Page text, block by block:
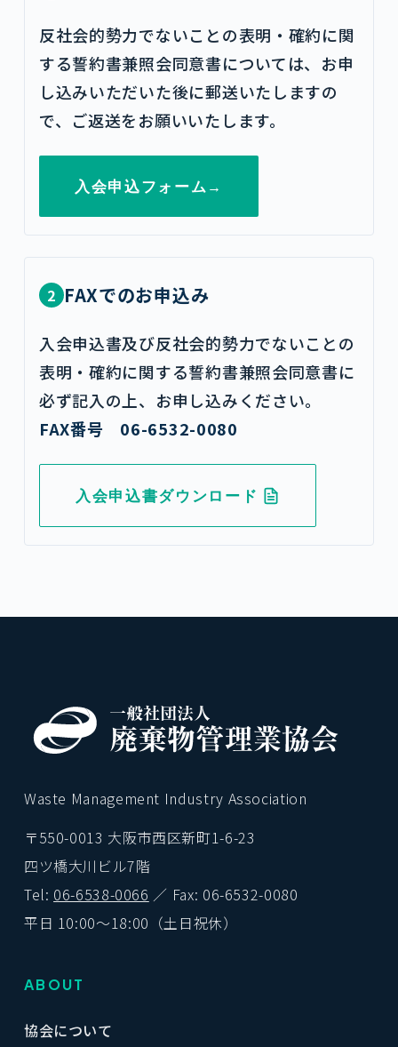
反社会的勢力でないことの表明・確約に関
する誓約書兼照会同意書については、お申
し込みいただいた後に郵送いたしますの
で、ご返送をお願いいたします。
入会申込フォーム →
2 FAXでのお申込み
入会申込書及び反社会的勢力でないことの
表明・確約に関する誓約書兼照会同意書に
必ず記入の上、お申し込みください。
FAX番号 06-6532-0080
入会申込書ダウンロード
Waste Management Industry Association
〒550-0013 大阪市西区新町1-6-23
四ツ橋大川ビル7階
Tel: 06-6538-0066 ／ Fax: 06-6532-0080
平日 10:00〜18:00（土日祝休）
ABOUT
協会について